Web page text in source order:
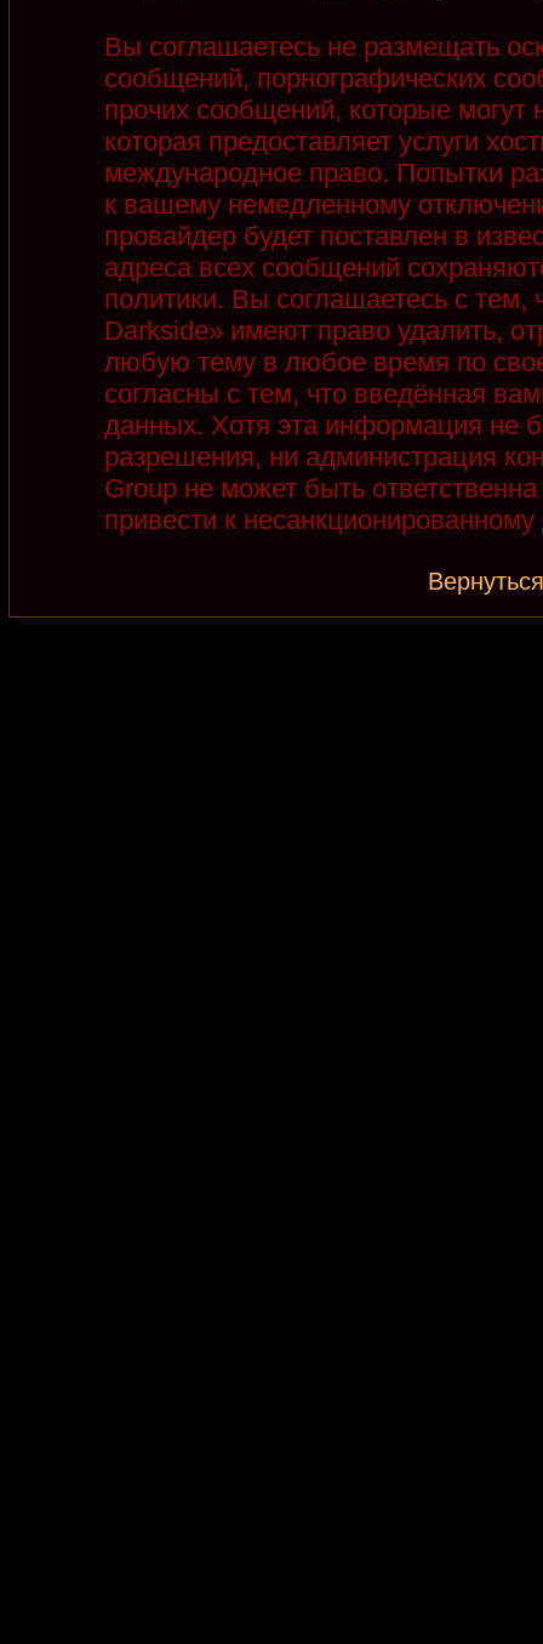
Вы соглашаетесь не размещать
сообщений, порнографических
прочих сообщений, которые
которая предоставляет услуги
международное право. Попытки
к вашему немедленному
провайдер будет поставлен в
адреса всех сообщений
политики. Вы соглашаетесь с
Darkside» имеют право удалить,
любую тему в любое время по
согласны с тем, что введённая
данных. Хотя эта информация не
разрешения, ни администрация
Group не может быть
привести к несанкционированному